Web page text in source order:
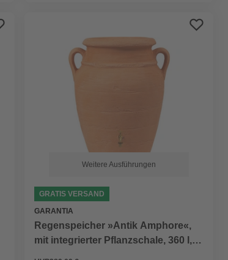
Weitere Ausführungen
GRATIS VERSAND
GARANTIA
Regenspeicher »Antik Amphore«,
mit integrierter Pflanzschale, 360 l,